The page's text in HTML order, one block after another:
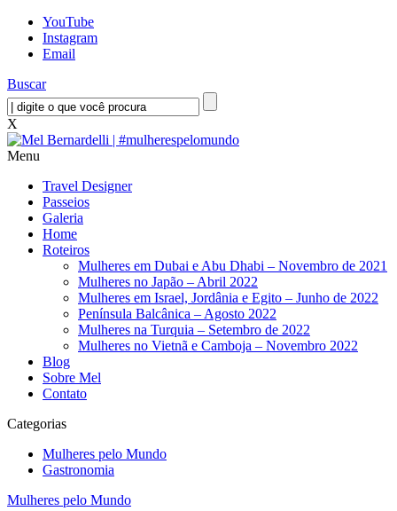
YouTube
Instagram
Email
Buscar
X
Menu
Travel Designer
Passeios
Galeria
Home
Roteiros
Mulheres em Dubai e Abu Dhabi – Novembro de 2021
Mulheres no Japão – Abril 2022
Mulheres em Israel, Jordânia e Egito – Junho de 2022
Península Balcânica – Agosto 2022
Mulheres na Turquia – Setembro de 2022
Mulheres no Vietnã e Camboja – Novembro 2022
Blog
Sobre Mel
Contato
Categorias
Mulheres pelo Mundo
Gastronomia
Mulheres pelo Mundo